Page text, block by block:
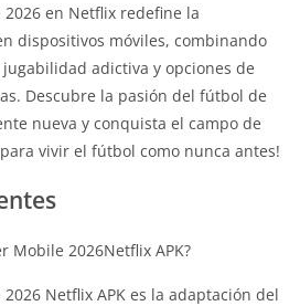
en Netflix redefine la
dispositivos móviles, combinando
adictiva y opciones de
Descubre la pasión del fútbol de
nueva y conquista el campo de
vivir el fútbol como nunca antes!
Mobile 2026Netflix APK?
Netflix APK es la adaptación del